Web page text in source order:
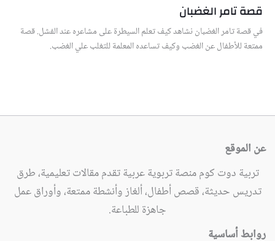
قصة تامر الغضبان
في قصة تامر الغضبان نشاهد كيف تعلم السيطرة على مشاعره عند الفشل. قصة
ممتعة للأطفال عن الغضب وكيف تساعده المعلمة للتغلب علي الغضب.
عن الموقع
تربية دوت كوم منصة تربوية عربية تقدم مقالات تعليمية، طرق
تدريس حديثة، قصص أطفال، ألغاز وأنشطة ممتعة، وأوراق عمل
جاهزة للطباعة.
روابط أساسية